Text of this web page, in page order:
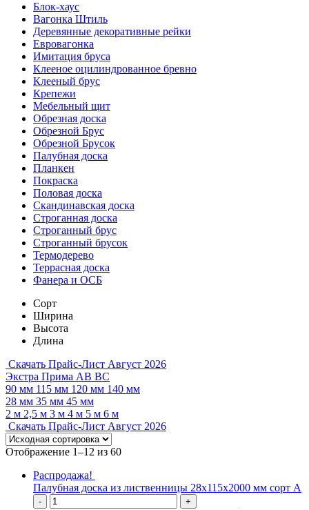
Блок-хаус
Вагонка Штиль
Деревянные декоративные рейки
Евровагонка
Имитация бруса
Клееное оцилиндрованное бревно
Клееный брус
Крепежи
Мебельный щит
Обрезная доска
Обрезной Брус
Обрезной Брусок
Палубная доска
Планкен
Покраска
Половая доска
Скандинавская доска
Строганная доска
Строганный брус
Строганный брусок
Термодерево
Террасная доска
Фанера и ОСБ
Сорт
Ширина
Высота
Длина
Скачать Прайс-Лист Август 2026
Экстра Прима АВ ВС
90 мм 115 мм 120 мм 140 мм
28 мм 35 мм 45 мм
2 м 2,5 м 3 м 4 м 5 м 6 м
Скачать Прайс-Лист Август 2026
Отображение 1–12 из 60
Распродажа!
Палубная доска из лиственницы 28х115х2000 мм сорт А
- +